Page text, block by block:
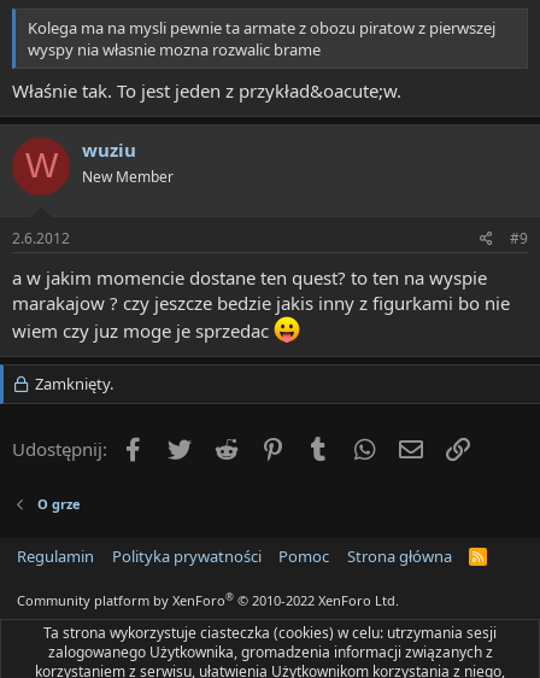
Kolega ma na mysli pewnie ta armate z obozu piratow z pierwszej
wyspy nia własnie mozna rozwalic brame
Właśnie tak. To jest jeden z przykład&oacute;w.
W wuziu
New Member
2.6.2012 #9
a w jakim momencie dostane ten quest? to ten na wyspie
marakajow ? czy jeszcze bedzie jakis inny z figurkami bo nie
wiem czy juz moge je sprzedac
Zamknięty.
Udostępnij: Facebook
Twitter Reddit PinterestTumblr WhatsApp
Email
O grze
Regulamin Polityka prywatności Pomoc Strona główna
R
Community platform by XenForo® © 2010-2022 XenForo Ltd.
Ta strona wykorzystuje ciasteczka (cookies) w celu: utrzymania sesji
zalogowanego Użytkownika, gromadzenia informacji związanych z
korzystaniem z serwisu, ułatwienia Użytkownikom korzystania z niego,